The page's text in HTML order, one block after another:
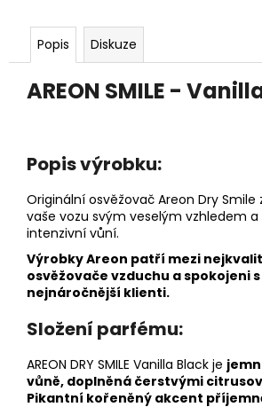
Popis Diskuze
AREON SMILE -
Popis výrobku:
Originální osvěžovač Areon Dry
vaše vozu svým veselým vzhledem
intenzivní vůní.
Výrobky Areon patří mezi
osvěžovače vzduchu a spokojeni
nejnáročnější klienti.
Složení parfému:
AREON DRY SMILE Vanilla Black je
vůně, doplněná čerstvými
Pikantní kořeněný akcent
e
m
e
LÁHEV
NA
SKLENĚNÁ
V
OCHRANNÉM
1000ML
219
Kč